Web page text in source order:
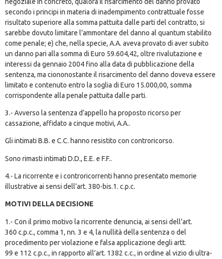
secondo i principi in materia di inadempimento contrattuale fosse
risultato superiore alla somma pattuita dalle parti del contratto, si
sarebbe dovuto limitare l’ammontare del danno al quantum stabilito
come penale; e) che, nella specie, A.A. aveva provato di aver subito
un danno pari alla somma di Euro 59.604,42, oltre rivalutazione e
interessi da gennaio 2004 fino alla data di pubblicazione della
sentenza, ma ciononostante il risarcimento del danno doveva essere
limitato e contenuto entro la soglia di Euro 15.000,00, somma
corrispondente alla penale pattuita dalle parti.
3.- Avverso la sentenza d’appello ha proposto ricorso per
cassazione, affidato a cinque motivi, A.A..
Gli intimati B.B. e C.C. hanno resistito con controricorso.
Sono rimasti intimati D.D., E.E. e F.F..
4.- La ricorrente e i controricorrenti hanno presentato memorie
illustrative ai sensi dell’art. 380-bis.1. c.p.c.
MOTIVI DELLA DECISIONE
1.- Con il primo motivo la ricorrente denuncia, ai sensi dell’art.
360 c.p.c., comma 1, nn. 3 e 4, la nullità della sentenza o del
procedimento per violazione e falsa applicazione degli artt.
99 e 112 c.p.c., in rapporto all’art. 1382 c.c., in ordine al vizio di ultra-